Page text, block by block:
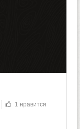
1 нравится